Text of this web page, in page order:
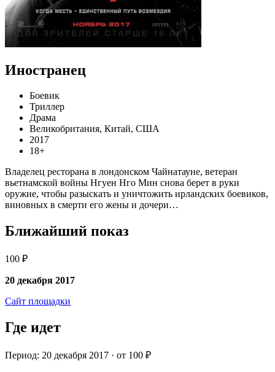
Иностранец
Боевик
Триллер
Драма
Великобритания, Китай, США
2017
18+
Владелец ресторана в лондонском Чайнатауне, ветеран
вьетнамской войны Нгуен Нго Мин снова берет в руки
оружие, чтобы разыскать и уничтожить ирландских боевиков,
виновных в смерти его жены и дочери…
Ближайший показ
100 ₽
20 декабря 2017
Сайт площадки
Где идет
Период: 20 декабря 2017 · от 100 ₽